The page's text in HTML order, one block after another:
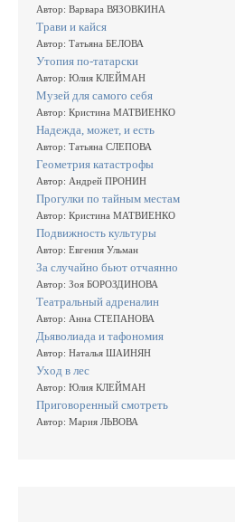
Автор: Варвара ВЯЗОВКИНА
Трави и кайся
Автор: Татьяна БЕЛОВА
Утопия по-татарски
Автор: Юлия КЛЕЙМАН
Музей для самого себя
Автор: Кристина МАТВИЕНКО
Надежда, может, и есть
Автор: Татьяна СЛЕПОВА
Геометрия катастрофы
Автор: Андрей ПРОНИН
Прогулки по тайным местам
Автор: Кристина МАТВИЕНКО
Подвижность культуры
Автор: Евгения Ульман
За случайно бьют отчаянно
Автор: Зоя БОРОЗДИНОВА
Театральный адреналин
Автор: Анна СТЕПАНОВА
Дьяволиада и тафономия
Автор: Наталья ШАИНЯН
Уход в лес
Автор: Юлия КЛЕЙМАН
Приговоренный смотреть
Автор: Мария ЛЬВОВА